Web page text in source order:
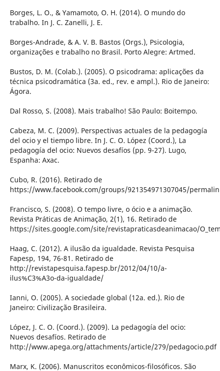
Borges, L. O., & Yamamoto, O. H. (2014). O mundo do
trabalho. In J. C. Zanelli, J. E.
Borges-Andrade, & A. V. B. Bastos (Orgs.), Psicologia,
organizações e trabalho no Brasil. Porto Alegre: Artmed.
Bustos, D. M. (Colab.). (2005). O psicodrama: aplicações da
técnica psicodramática (3a. ed., rev. e ampl.). Rio de Janeiro:
Ágora.
Dal Rosso, S. (2008). Mais trabalho! São Paulo: Boitempo.
Cabeza, M. C. (2009). Perspectivas actuales de la pedagogía
del ocio y el tiempo libre. In J. C. O. López (Coord.), La
pedagogía del ocio: Nuevos desafíos (pp. 9-27). Lugo,
Espanha: Axac.
Cubo, R. (2016). Retirado de
https://www.facebook.com/groups/921354971307045/
Francisco, S. (2008). O tempo livre, o ócio e a animação.
Revista Práticas de Animação, 2(1), 16. Retirado de
https://sites.google.com/site/revistapraticasdeanimacao/
Haag, C. (2012). A ilusão da igualdade. Revista Pesquisa
Fapesp, 194, 76-81. Retirado de
http://revistapesquisa.fapesp.br/2012/04/10/a-
ilus%C3%A3o-da-igualdade/
Ianni, O. (2005). A sociedade global (12a. ed.). Rio de
Janeiro: Civilização Brasileira.
López, J. C. O. (Coord.). (2009). La pedagogía del ocio:
Nuevos desafíos. Retirado de
http://www.apega.org/attachments/article/279/pedagocio.pdf
Marx, K. (2006). Manuscritos econômicos-filosóficos. São